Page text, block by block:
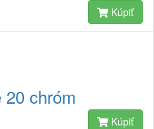
Kúpiť
20 chróm
Kúpiť